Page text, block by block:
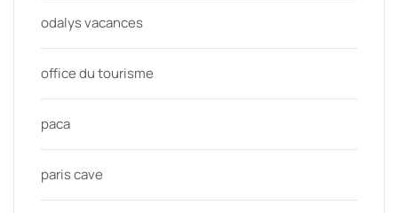
odalys vacances
office du tourisme
paca
paris cave